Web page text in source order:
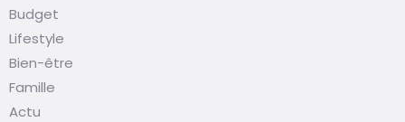
Budget
Lifestyle
Bien-être
Famille
Actu